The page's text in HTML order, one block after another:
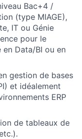
Bac+4 /
(type MIAGE),
IT ou Génie
pour le
Data/BI ou en
gestion de bases
et idéalement
ERP
de tableaux de